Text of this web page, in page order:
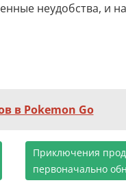
неудобства, и
в Pokemon Go
Следующая
запись:
Приключения
первоначально